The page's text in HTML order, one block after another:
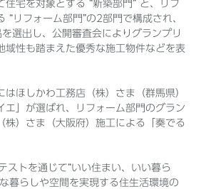
住宅を対象とする “新築部門” と、リフ
“リフォーム部門”の2部門で構成され、
選出し、公開審査会によりグランプリ
域性も踏まえた優秀な施工物件などを表
ほしかわ工務店（株）さま（群馬県）
エ」が選ばれ、リフォーム部門のグラン
株）さま（大阪府）施工による「奏でる
ストを通じて“いい住まい、いい暮ら
暮らしや空間を実現する住生活環境の